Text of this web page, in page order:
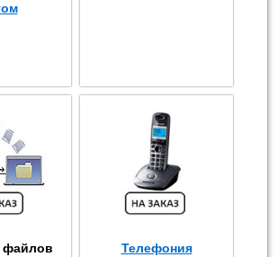
файлов Телефония